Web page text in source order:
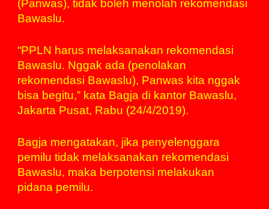
(Panwas), tidak boleh menolah rekomendasi
Bawaslu.
“PPLN harus melaksanakan rekomendasi
Bawaslu. Nggak ada (penolakan
rekomendasi Bawaslu), Panwas kita nggak
bisa begitu,” kata Bagja di kantor Bawaslu,
Jakarta Pusat, Rabu (24/4/2019).
Bagja mengatakan, jika penyelenggara
pemilu tidak melaksanakan rekomendasi
Bawaslu, maka berpotensi melakukan
pidana pemilu.